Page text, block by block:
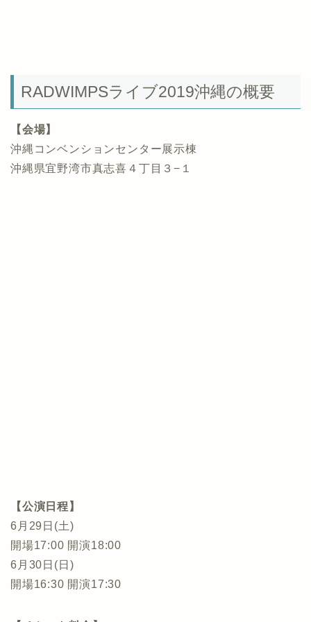
RADWIMPSライブ2019沖縄の概要
【会場】
沖縄コンベンションセンター展示棟
沖縄県宜野湾市真志喜４丁目３−１
【公演日程】
6月29日(土)
開場17:00 開演18:00
6月30日(日)
開場16:30 開演17:30